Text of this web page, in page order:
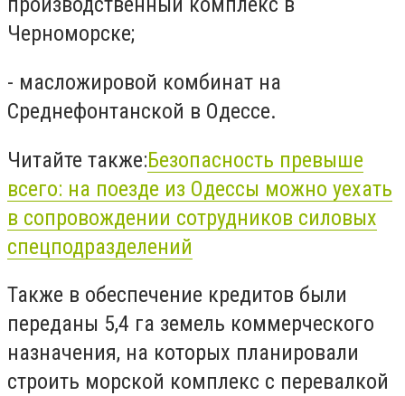
Черноморске;
- масложировой комбинат на
Среднефонтанской в Одессе.
Читайте также:Безопасность превыше
всего: на поезде из Одессы можно уехать
в сопровождении сотрудников силовых
спецподразделений
Также в обеспечение кредитов были
переданы 5,4 га земель коммерческого
назначения, на которых планировали
строить морской комплекс с перевалкой